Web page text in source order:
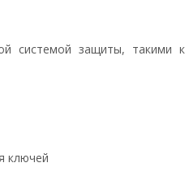
системой защиты,
ключей